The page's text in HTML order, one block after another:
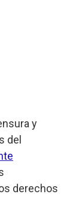
y
del
derechos